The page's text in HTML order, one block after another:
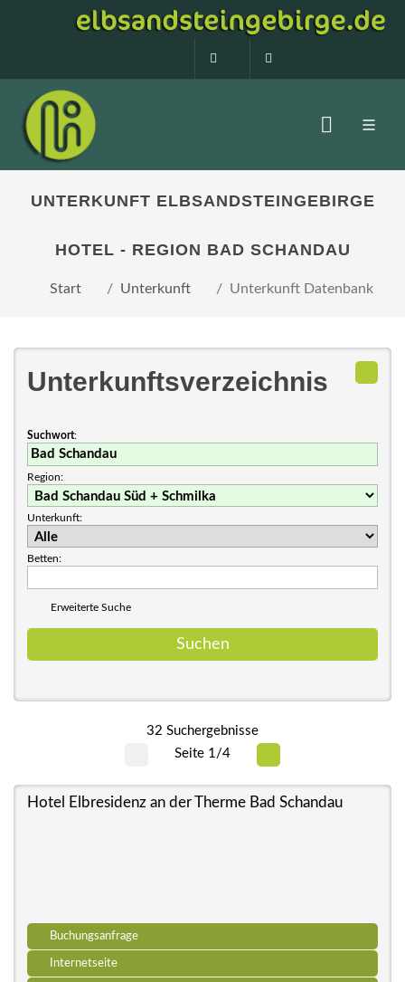
0160 99873408
UNTERKUNFT ELBSANDSTEINGEBIRGE
HOTEL - REGION BAD SCHANDAU
Start Unterkunft Unterkunft Datenbank
Unterkunftsverzeichnis
Suchwort:
Region:
Unterkunft:
Betten:
Erweiterte Suche
32 Suchergebnisse
Seite 1/4
Hotel Elbresidenz an der Therme Bad Schandau
Buchungsanfrage
Internetseite